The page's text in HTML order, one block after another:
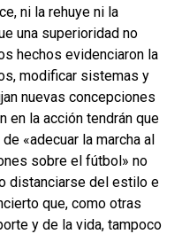
ni la rehuye ni la
una superioridad no
hechos evidenciaron la
modificar sistemas y
nuevas concepciones
en la acción tendrán que
«adecuar la marcha al
sobre el fútbol» no
distanciarse del estilo e
que, como otras
y de la vida, tampoco